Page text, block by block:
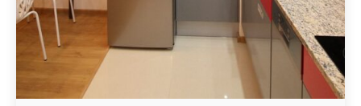
Geschrieben von
Redaktion Immofragen Schwechat